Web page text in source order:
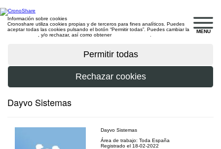
MENU
Información sobre cookies
Cronoshare utiliza cookies propias y de terceros para fines analíticos. Puedes
aceptar todas las cookies pulsando el botón “Permitir todas”. Puedes cambiar la
, y/o rechazar, así como obtener
Dayvo Sistemas
Dayvo Sistemas
Área de trabajo: Toda España
Registrado el 18-02-2022